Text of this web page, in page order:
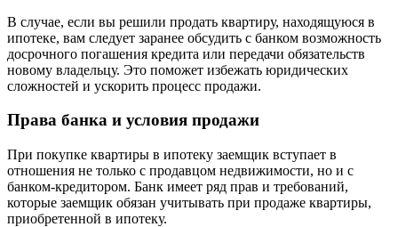
В случае, если вы решили продать квартиру, находящуюся в
ипотеке, вам следует заранее обсудить с банком возможность
досрочного погашения кредита или передачи обязательств
новому владельцу. Это поможет избежать юридических
сложностей и ускорить процесс продажи.
Права банка и условия продажи
При покупке квартиры в ипотеку заемщик вступает в
отношения не только с продавцом недвижимости, но и с
банком-кредитором. Банк имеет ряд прав и требований,
которые заемщик обязан учитывать при продаже квартиры,
приобретенной в ипотеку.